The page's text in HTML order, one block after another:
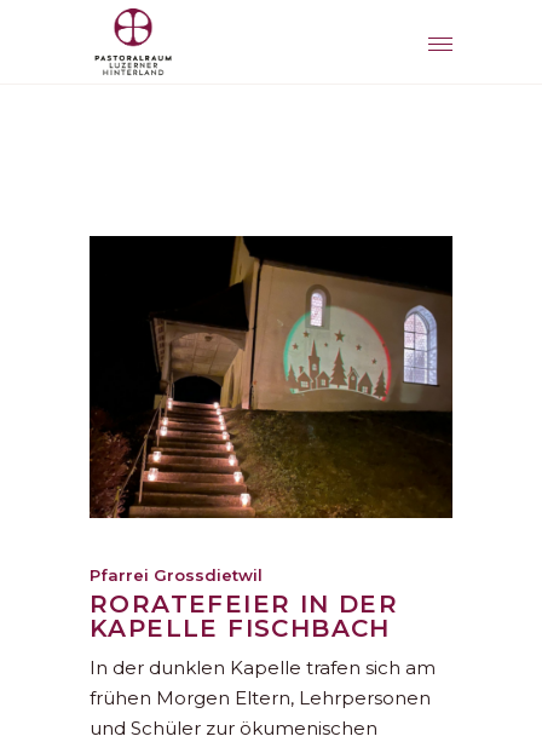
Pfarrei Grossdietwil
RORATEFEIER IN DER
KAPELLE FISCHBACH
In der dunklen Kapelle trafen sich am
frühen Morgen Eltern, Lehrpersonen
und Schüler zur ökumenischen